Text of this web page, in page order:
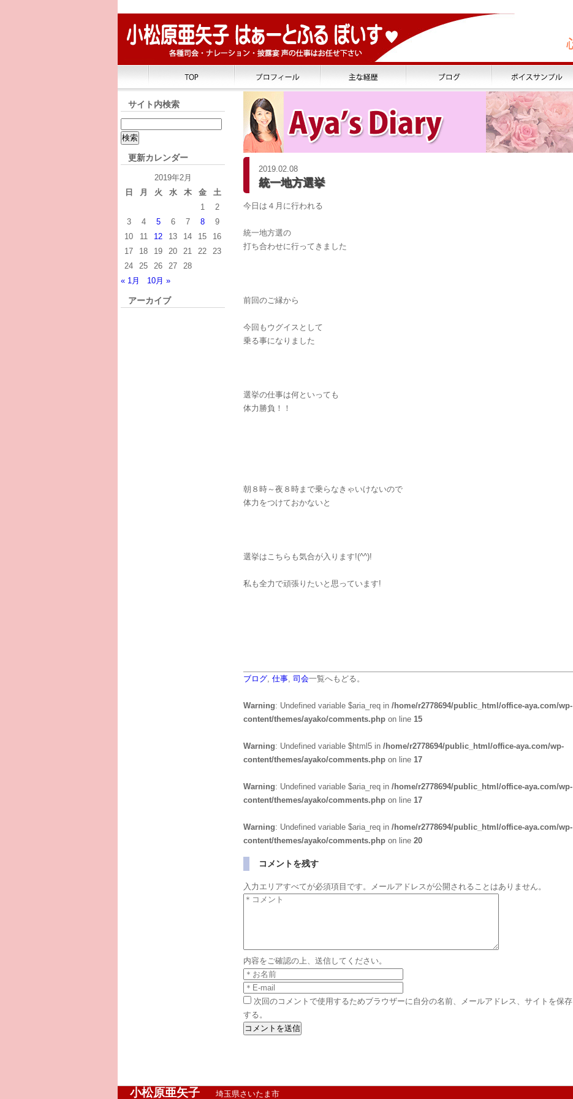
サイト内検索
更新カレンダー
2019年2月
日
月 火 水 木 金
土
1
2
3
4 5 6 7 8
9
10
11 12 13 14 15
16
17
18 19 20 21 22
23
24
25 26 27
28
« 1月
10月 »
アーカイブ
2019.02.08
統一地方選挙
今日は４月に行われる
統一地方選の
打ち合わせに行ってきました
前回のご縁から
今回もウグイスとして
乗る事になりました
選挙の仕事は何といっても
体力勝負！！
朝８時～夜８時まで乗らなきゃいけないので
体力をつけておかないと
選挙はこちらも気合が入ります!(^^)!
私も全力で頑張りたいと思っています!
ブログ 仕事 司会一覧へもどる。
Warning: Undefined variable $aria_req in /home/r2778694/public_html/office-aya.com/wp-
content/themes/ayako/comments.php on line 15
Warning: Undefined variable $html5 in /home/r2778694/public_html/office-aya.com/wp-
content/themes/ayako/comments.php on line 17
Warning: Undefined variable $aria_req in /home/r2778694/public_html/office-aya.com/wp-
content/themes/ayako/comments.php on line 17
Warning: Undefined variable $aria_req in /home/r2778694/public_html/office-aya.com/wp-
content/themes/ayako/comments.php on line 20
コメントを残す
入力エリアすべてが必須項目です。メールアドレスが公開されることはありません。
内容をご確認の上、送信してください。
次回のコメントで使用するためブラウザーに自分の名前、メールアドレス、サイトを保存
する。
小松原亜矢子 埼玉県さいたま市